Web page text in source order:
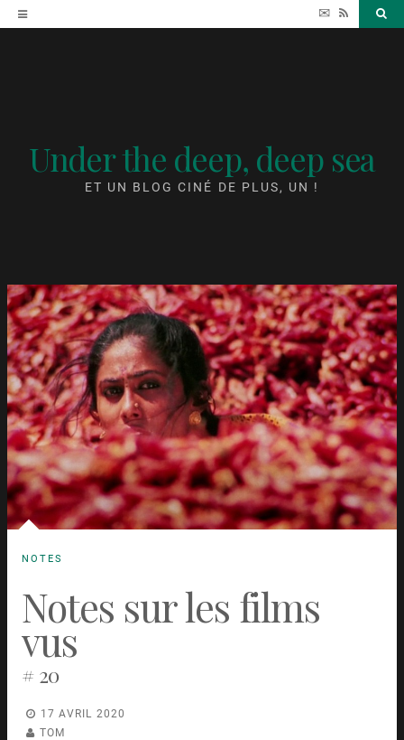
Accéder
au
✉ RSS
Under the deep, deep sea
ET UN BLOG CINÉ DE PLUS, UN !
NOTES
Notes sur les films
vus
# 20
17 AVRIL 2020
TOM